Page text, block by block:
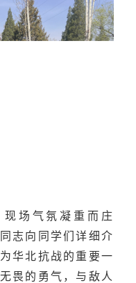
场气氛凝重而庄
志向同学们详细介
华北抗战的重要一
畏的勇气，与敌人